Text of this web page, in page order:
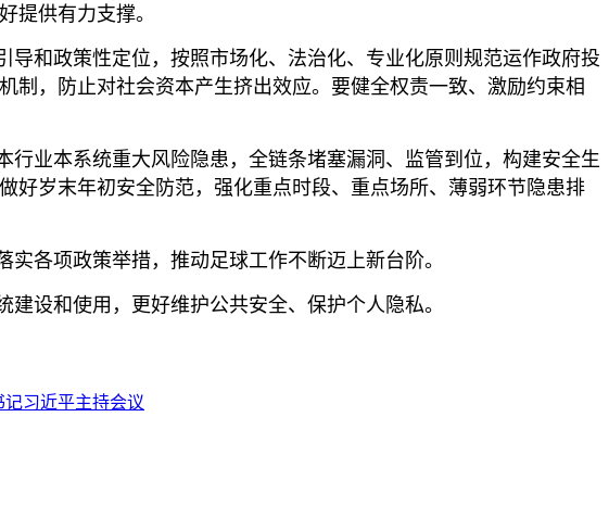
提供有力支撑。
和政策性定位，按照市场化、法治化、专业化原则规范运作政府投
制，防止对社会资本产生挤出效应。要健全权责一致、激励约束相
业本系统重大风险隐患，全链条堵塞漏洞、监管到位，构建安全生
好岁末年初安全防范，强化重点时段、重点场所、薄弱环节隐患排
各项政策举措，推动足球工作不断迈上新台阶。
设和使用，更好维护公共安全、保护个人隐私。
习近平主持会议